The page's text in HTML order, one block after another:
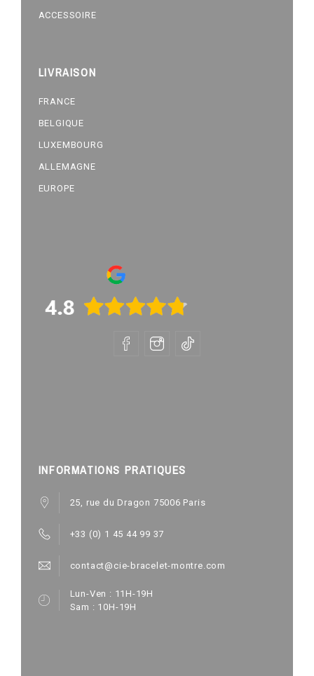
ACCESSOIRE
LIVRAISON
FRANCE
BELGIQUE
LUXEMBOURG
ALLEMAGNE
EUROPE
INFORMATIONS PRATIQUES
25, rue du Dragon 75006 Paris
+33 (0) 1 45 44 99 37
contact@cie-bracelet-montre.com
Lun-Ven : 11H-19H
Sam : 10H-19H